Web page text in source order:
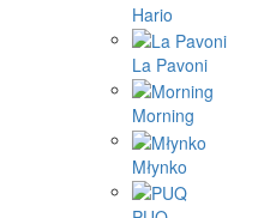
Hario
La Pavoni
Morning
Młynko